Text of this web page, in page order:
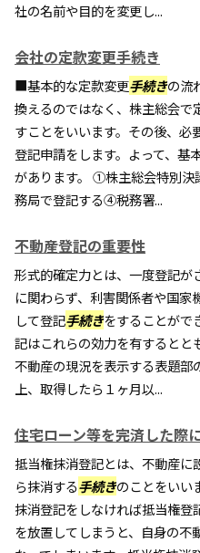
社の名前や目的を変更し...
会社の定款変更手続き
■基本的な定款変更手続きの流
換えるのではなく、株主総会
すことをいいます。その後、必
登記申請をします。よって、基
があります。 ①株主総会特別
務局で登記する④税務署...
不動産登記の重要性
形式的確定力とは、一度登記が
に関わらず、利害関係者や国
して登記手続きをすることがで
記はこれらの効力を有するとと
不動産の現況を表示する表題
上、取得したら１ヶ月以...
住宅ローン等を完済した際
抵当権抹消登記とは、不動産
ら抹消する手続きのことをいい
抹消登記をしなければ抵当権
を放置してしまうと、自身の不